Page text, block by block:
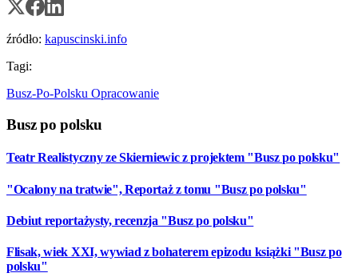
źródło: kapuscinski.info
Tagi:
Busz-Po-Polsku Opracowanie
Busz po polsku
Teatr Realistyczny ze Skierniewic z projektem "Busz po polsku"
"Ocalony na tratwie", Reportaż z tomu "Busz po polsku"
Debiut reportażysty, recenzja "Busz po polsku"
Flisak, wiek XXI, wywiad z bohaterem epizodu książki "Busz po
polsku"